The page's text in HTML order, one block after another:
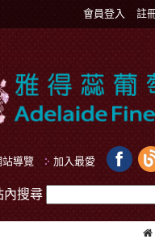
會員登入 註
站導覽 加入最愛
內搜尋